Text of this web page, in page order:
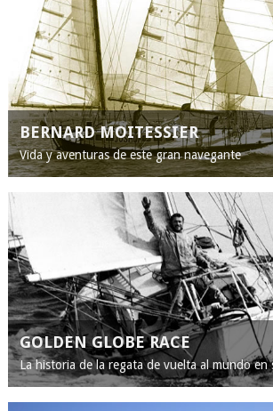
BERNARD MOITESSIER
Vida y aventuras de este gran navegante
GOLDEN GLOBE RACE
La historia de la regata de vuelta al mundo en